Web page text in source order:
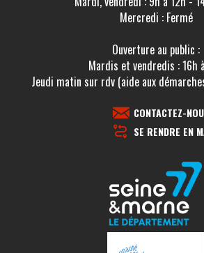
Mercredi : Fermé
Ouverture au public :
Mardis et vendredis : 16h
Jeudi matin sur rdv (aide aux
CONTACTEZ-
SE RENDRE EN